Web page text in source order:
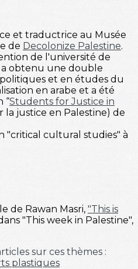
et traductrice au Musée
de Decolonize Palestine.
de l'université de
obtenu une double
et en études du
en arabe et a été
“Students for Justice in
la justice en Palestine) de
"critical cultural studies" à
de Rawan Masri, "This is
"This week in Palestine",
sur ces thèmes :
plastiques